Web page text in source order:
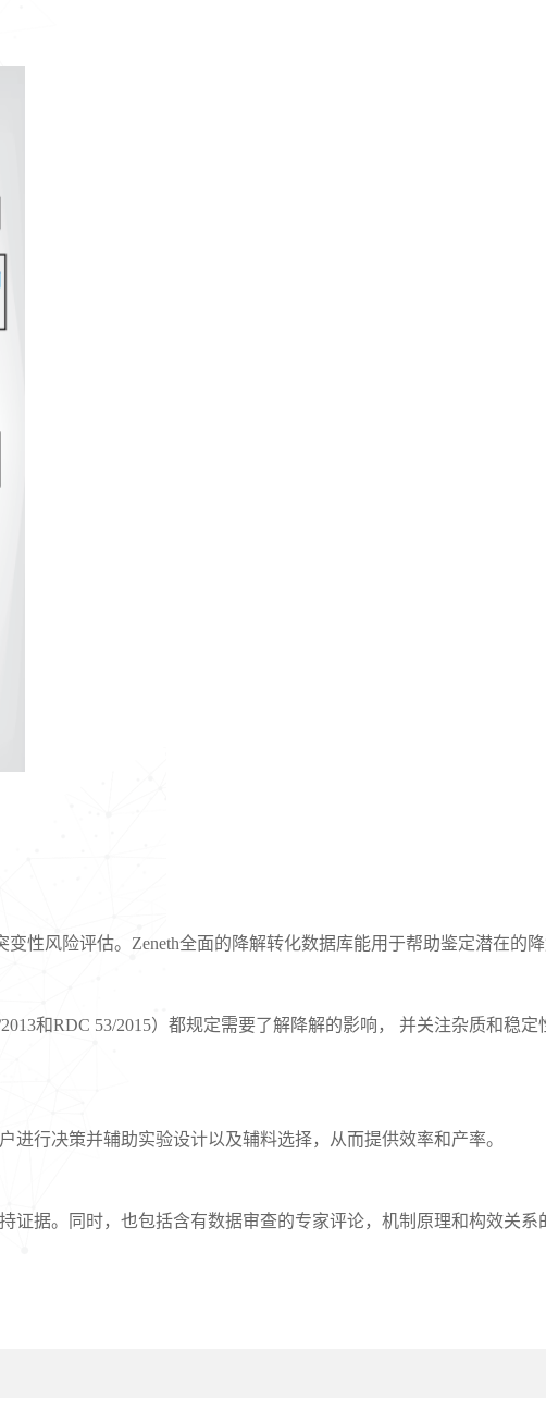
性风险评估。Zeneth全面的降解转化数据库能用于帮助鉴定潜在的降
和RDC 53/2015）都规定需要了解降解的影响， 并关注杂质和稳定
进行决策并辅助实验设计以及辅料选择，从而提供效率和产率。
据。同时，也包括含有数据审查的专家评论，机制原理和构效关系